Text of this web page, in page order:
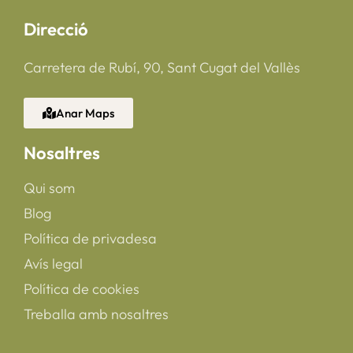
Direcció
Carretera de Rubí, 90, Sant Cugat del Vallès
Anar Maps
Nosaltres
Qui som
Blog
Política de privadesa
Avís legal
Política de cookies
Treballa amb nosaltres